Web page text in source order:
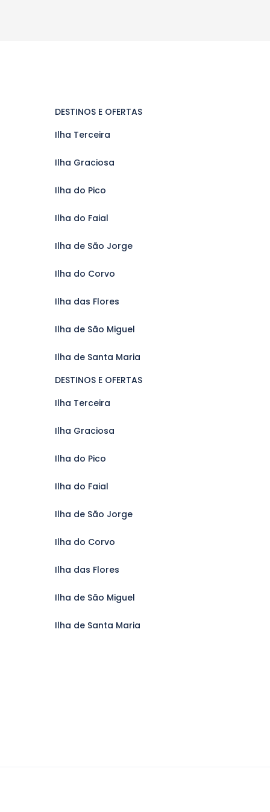
DESTINOS E OFERTAS
Ilha Terceira
Ilha Graciosa
Ilha do Pico
Ilha do Faial
Ilha de São Jorge
Ilha do Corvo
Ilha das Flores
Ilha de São Miguel
Ilha de Santa Maria
DESTINOS E OFERTAS
Ilha Terceira
Ilha Graciosa
Ilha do Pico
Ilha do Faial
Ilha de São Jorge
Ilha do Corvo
Ilha das Flores
Ilha de São Miguel
Ilha de Santa Maria